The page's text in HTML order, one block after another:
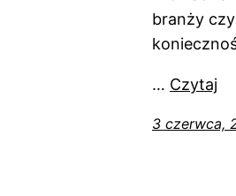
branży
… Czytaj
3 czerwca,